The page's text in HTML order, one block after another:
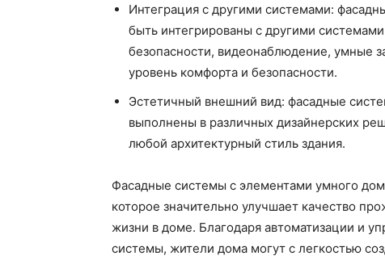
Интеграция с другими системами:
быть интегрированы с другими
безопасности, видеонаблюдение, умные
уровень комфорта и безопасности.
Эстетичный внешний вид: фасадные
выполнены в различных дизайнерских
любой архитектурный стиль здания.
Фасадные системы с элементами умного
которое значительно улучшает качество
жизни в доме. Благодаря автоматизации и
системы, жители дома могут с легкостью